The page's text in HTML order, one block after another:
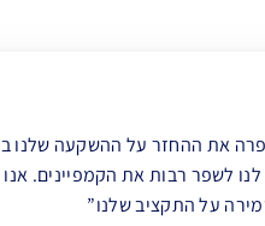
את ההחזר על ההשקעה שלנו
לנו לשפר רבות את הקמפיינים.
על התקציב שלנו”